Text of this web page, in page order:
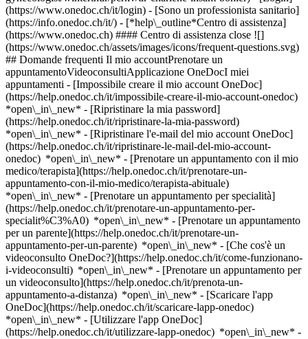
(https://www.onedoc.ch/it/login) - [Sono un professionista sanitario]
(https://info.onedoc.ch/it/) - [*help\_outline*Centro di assistenza]
(https://www.onedoc.ch) #### Centro di assistenza close ![]
(https://www.onedoc.ch/assets/images/icons/frequent-questions.svg)
## Domande frequenti Il mio accountPrenotare un
appuntamentoVideoconsultiApplicazione OneDocI miei
appuntamenti - [Impossibile creare il mio account OneDoc]
(https://help.onedoc.ch/it/impossibile-creare-il-mio-account-onedoc)
*open\_in\_new* - [Ripristinare la mia password]
(https://help.onedoc.ch/it/ripristinare-la-mia-password)
*open\_in\_new* - [Ripristinare l'e-mail del mio account OneDoc]
(https://help.onedoc.ch/it/ripristinare-le-mail-del-mio-account-
onedoc) *open\_in\_new* - [Prenotare un appuntamento con il mio
medico/terapista](https://help.onedoc.ch/it/prenotare-un-
appuntamento-con-il-mio-medico/terapista-abituale)
*open\_in\_new* - [Prenotare un appuntamento per specialità]
(https://help.onedoc.ch/it/prenotare-un-appuntamento-per-
specialit%C3%A0) *open\_in\_new* - [Prenotare un appuntamento
per un parente](https://help.onedoc.ch/it/prenotare-un-
appuntamento-per-un-parente) *open\_in\_new* - [Che cos'è un
videoconsulto OneDoc?](https://help.onedoc.ch/it/come-funzionano-
i-videoconsulti) *open\_in\_new* - [Prenotare un appuntamento per
un videoconsulto](https://help.onedoc.ch/it/prenota-un-
appuntamento-a-distanza) *open\_in\_new* - [Scaricare l'app
OneDoc](https://help.onedoc.ch/it/scaricare-lapp-onedoc)
*open\_in\_new* - [Utilizzare l'app OneDoc]
(https://help.onedoc.ch/it/utilizzare-lapp-onedoc) *open\_in\_new* -